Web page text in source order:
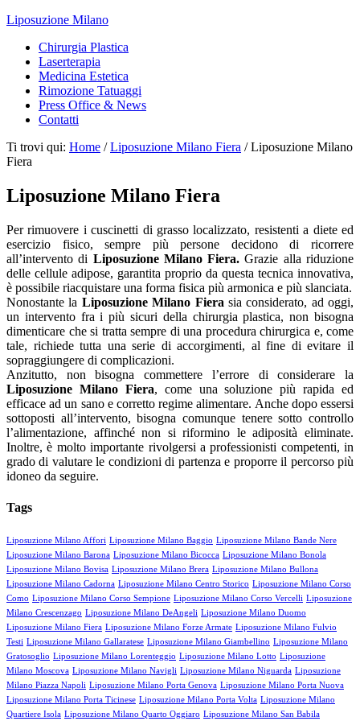
Liposuzione Milano
Chirurgia Plastica
Laserterapia
Medicina Estetica
Rimozione Tatuaggi
Press Office & News
Contatti
Ti trovi qui: Home / Liposuzione Milano Fiera /Liposuzione Milano
Fiera
Liposuzione Milano Fiera
Per rimuovere i cuscinetti di grasso localizzato, resistenti a diete ed
esercizio fisico, sempre più persone decidono di ricorrere
all’intervento di Liposuzione Milano Fiera.Grazie alla riduzione
delle cellule adipose, garantita proprio da questa tecnica innovativa,
è possibile riacquistare una forma fisica più armonica e più slanciata.
Nonostante la Liposuzione Milano Fiera sia considerato, ad oggi,
un intervento fra i più sicuri della chirurgia plastica, non bisogna
dimenticare che si tratta sempre di una procedura chirurgica e, come
tale, richiede tutta una serie di accorgimenti, al fine di evitare il
sopraggiungere di complicazioni.
Anzitutto, non bisogna commettere l’errore di considerare la
Liposuzione Milano Fiera, come una soluzione più rapida ed
efficace ad un sano e corretto regime alimentare. Anche dopo essersi
sottoposti all’intervento, bisogna comunque tenere sotto controllo
l’alimentazione, affinché non si riformino le adiposità eliminate.
Inoltre, è molto importante rivolgersi a professionisti competenti, in
grado di valutare le condizioni di partenza e proporre il percorso più
idoneo da seguire.
Tags
Liposuzione Milano Affori Liposuzione Milano Baggio Liposuzione Milano Bande Nere
Liposuzione Milano Barona Liposuzione Milano Bicocca Liposuzione Milano Bonola
Liposuzione Milano Bovisa Liposuzione Milano Brera Liposuzione Milano Bullona
Liposuzione Milano Cadorna Liposuzione Milano Centro Storico Liposuzione Milano Corso
Como Liposuzione Milano Corso Sempione Liposuzione Milano Corso Vercelli Liposuzione
Milano Crescenzago Liposuzione Milano DeAngeli Liposuzione Milano Duomo
Liposuzione Milano Fiera Liposuzione Milano Forze Armate Liposuzione Milano Fulvio
Testi Liposuzione Milano Gallaratese Liposuzione Milano Giambellino Liposuzione Milano
Gratosoglio Liposuzione Milano Lorenteggio Liposuzione Milano Lotto Liposuzione
Milano Moscova Liposuzione Milano Navigli Liposuzione Milano Niguarda Liposuzione
Milano Piazza Napoli Liposuzione Milano Porta Genova Liposuzione Milano Porta Nuova
Liposuzione Milano Porta Ticinese Liposuzione Milano Porta Volta Liposuzione Milano
Quartiere Isola Liposuzione Milano Quarto Oggiaro Liposuzione Milano San Babila